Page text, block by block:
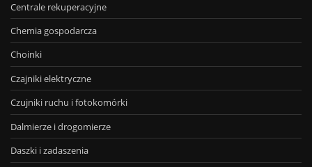
Centrale rekuperacyjne
Chemia gospodarcza
Choinki
Czajniki elektryczne
Czujniki ruchu i fotokomórki
Dalmierze i drogomierze
Daszki i zadaszenia